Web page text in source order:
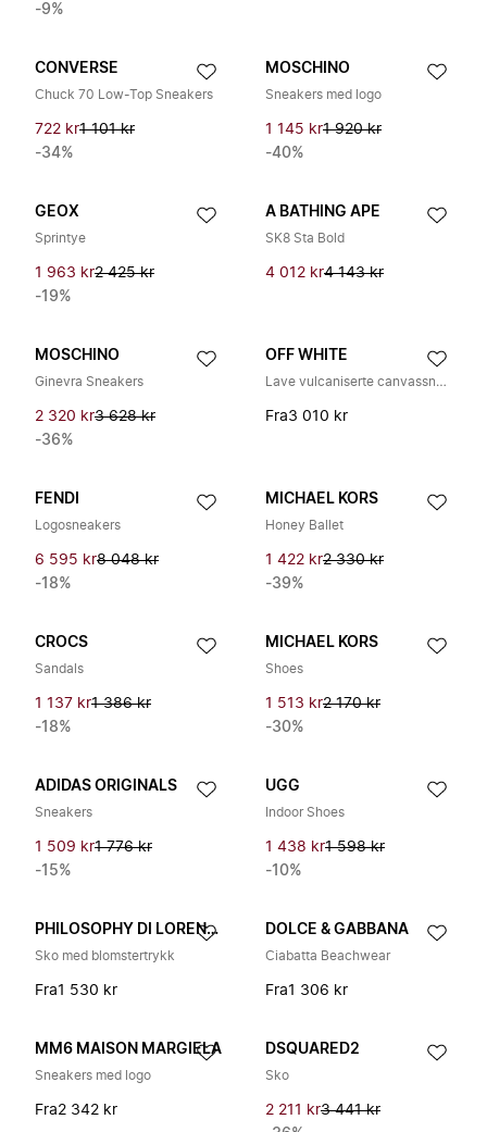
-9%
CONVERSE
Chuck 70 Low-Top Sneakers
722 kr1 101 kr
-34%
MOSCHINO
Sneakers med logo
1 145 kr1 920 kr
-40%
GEOX
Sprintye
1 963 kr2 425 kr
-19%
A BATHING APE
SK8 Sta Bold
4 012 kr4 143 kr
MOSCHINO
Ginevra Sneakers
2 320 kr3 628 kr
-36%
OFF WHITE
Lave vulcaniserte canvassneakers
Fra3 010 kr
FENDI
Logosneakers
6 595 kr8 048 kr
-18%
MICHAEL KORS
Honey Ballet
1 422 kr2 330 kr
-39%
CROCS
Sandals
1 137 kr1 386 kr
-18%
MICHAEL KORS
Shoes
1 513 kr2 170 kr
-30%
ADIDAS ORIGINALS
Sneakers
1 509 kr1 776 kr
-15%
UGG
Indoor Shoes
1 438 kr1 598 kr
-10%
PHILOSOPHY DI LORENZO SERAFINI
Sko med blomstertrykk
Fra1 530 kr
DOLCE & GABBANA
Ciabatta Beachwear
Fra1 306 kr
MM6 MAISON MARGIELA
Sneakers med logo
Fra2 342 kr
DSQUARED2
Sko
2 211 kr3 441 kr